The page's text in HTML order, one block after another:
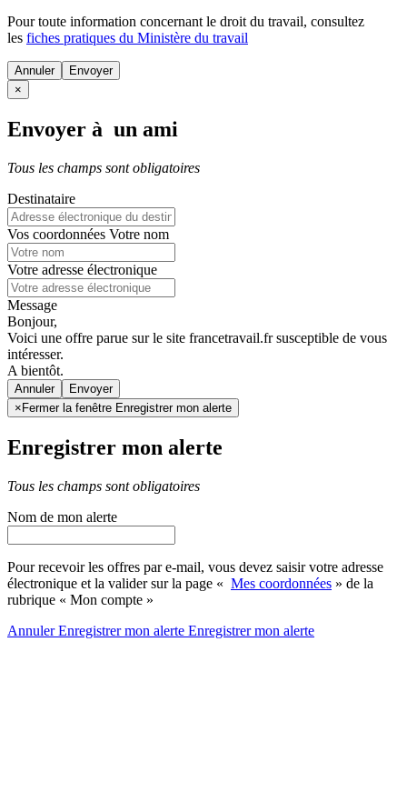
Pour toute information concernant le droit du travail, consultez
les fiches pratiques du Ministère du travail
Annuler
×
Envoyer à un ami
Tous les champs sont obligatoires
Destinataire
Vos coordonnées Votre nom
Votre adresse électronique
Message
Bonjour,
Voici une offre parue sur le site francetravail.fr susceptible de vous
intéresser.
A bientôt.
Annuler
× Fermer la fenêtre Enregistrer mon alerte
Enregistrer mon alerte
Tous les champs sont obligatoires
Nom de mon alerte
Pour recevoir les offres par e-mail, vous devez saisir votre adresse
électronique et la valider sur la page « Mes coordonnées » de la
rubrique « Mon compte »
AnnulerEnregistrer mon alerte Enregistrermon alerte